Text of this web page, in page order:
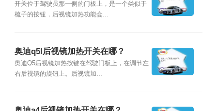
开关位于驾驶员那一侧的门板上，是一个类似于
梳子的按钮，后视镜加热功能会...
奥迪q5l后视镜加热开关在哪？
奥迪Q5后视镜加热按键在驾驶门板上，在调节左
右后视镜的旋钮上。后视镜加...